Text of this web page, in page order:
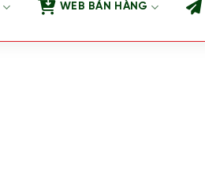
WEB BÁN HÀNG